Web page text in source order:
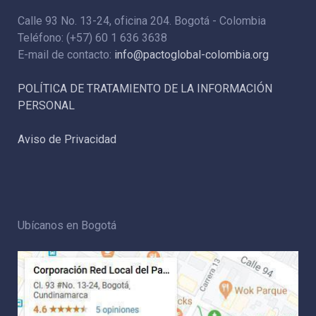
Calle 93 No. 13-24, oficina 204. Bogotá - Colombia
Teléfono: (+57) 60 1 636 3638
E-mail de contacto: info@pactoglobal-colombia.org
POLÍTICA DE TRATAMIENTO DE LA INFORMACIÓN
PERSONAL
Aviso de Privacidad
Ubícanos en Bogotá